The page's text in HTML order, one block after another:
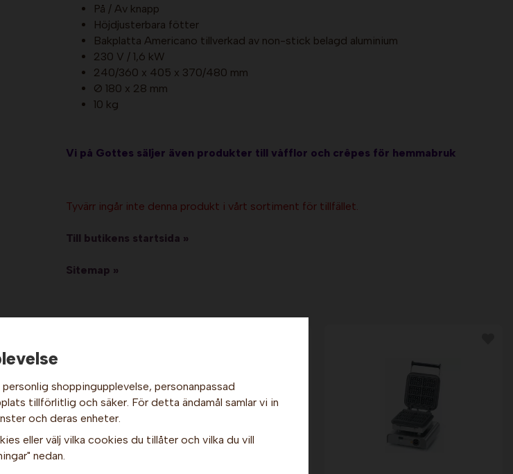
till Gottes!
men välj privatperson (inkl. moms) eller
hur våra priser ska visas.
På / Av knapp
Höjdjusterbara fötter
Bakplatta Americano tillverkad av non-stick belagd aluminium
230 V / 1,6 kW
240/360 x 405 x 370/480 mm
Ø 180 x 28 mm
10 kg
Vi på Gottes säljer även produkter till våfflor och crêpes för hemmabruk
Tyvärr ingår inte denna produkt i vårt sortiment för tillfället.
Till butikens startsida »
Sitemap »
shoppingupplevelse, personanpassad
tillförlitlig och säker. För detta ändamål samlar vi in
och deras enheter.
eller välj vilka cookies du tillåter och vilka du vill
nedan.